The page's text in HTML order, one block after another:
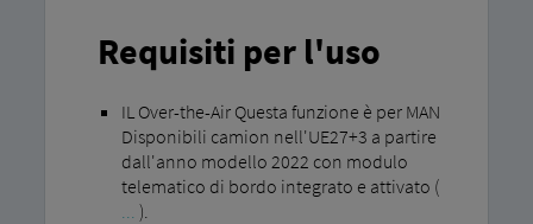
Requisiti per l'uso
IL Over-the-Air Questa funzione è per MAN
Disponibili camion nell'UE27+3 a partire
dall'anno modello 2022 con modulo
telematico di bordo integrato e attivato (
).